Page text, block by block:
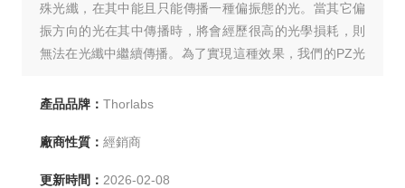
殊光纖，在其中能且只能傳播一種偏振態的光。當其它偏
振方向的光在其中傳播時，將會經歷很高的光學損耗，則
無法在光纖中繼續傳播。為了實現這種效果，我們的PZ光
折射效應使得特定偏振方向的光才能在光纖中傳播，而其
產品品牌： Thorlabs
廠商性質： 經銷商
更新時間： 2026-02-08